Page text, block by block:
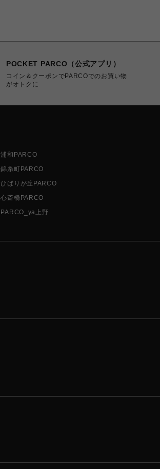
POCKET PARCO（公式アプリ）
コイン＆クーポンでPARCOでのお買い物
がオトクに
浦和PARCO
錦糸町PARCO
ひばりが丘PARCO
心斎橋PARCO
PARCO_ya上野